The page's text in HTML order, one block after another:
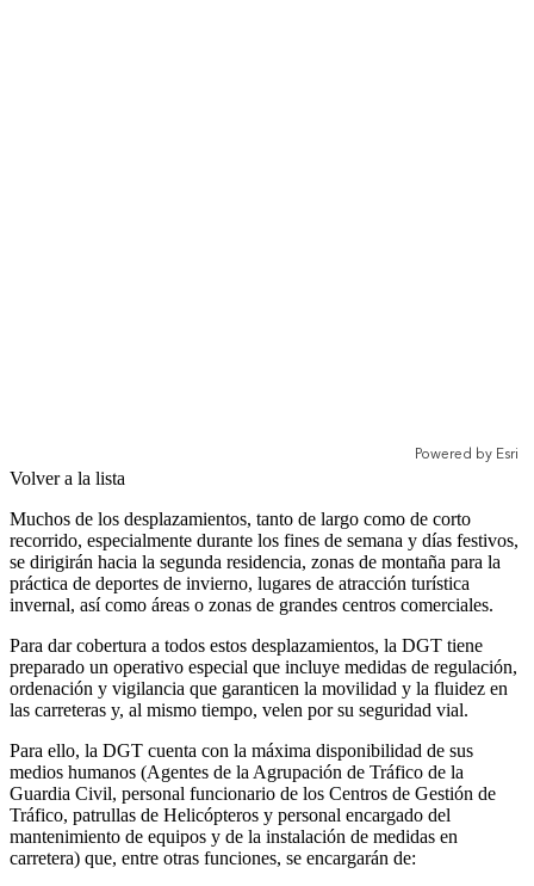
Volver a la lista
Muchos de los desplazamientos, tanto de largo como de corto
recorrido, especialmente durante los fines de semana y días festivos,
se dirigirán hacia la segunda residencia, zonas de montaña para la
práctica de deportes de invierno, lugares de atracción turística
invernal, así como áreas o zonas de grandes centros comerciales.
Para dar cobertura a todos estos desplazamientos, la DGT tiene
preparado un operativo especial que incluye medidas de regulación,
ordenación y vigilancia que garanticen la movilidad y la fluidez en
las carreteras y, al mismo tiempo, velen por su seguridad vial.
Para ello, la DGT cuenta con la máxima disponibilidad de sus
medios humanos (Agentes de la Agrupación de Tráfico de la
Guardia Civil, personal funcionario de los Centros de Gestión de
Tráfico, patrullas de Helicópteros y personal encargado del
mantenimiento de equipos y de la instalación de medidas en
carretera) que, entre otras funciones, se encargarán de: